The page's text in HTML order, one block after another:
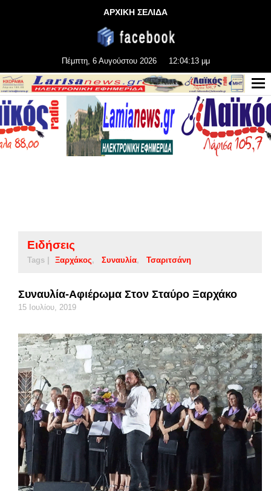
ΑΡΧΙΚΗ ΣΕΛΙΔΑ
Πέμπτη, 6 Αυγούστου 2026 12:04:13 μμ
Ειδήσεις
Tags | Ξαρχάκος Συναυλία Τσαριτσάνη
Συναυλία-Αφιέρωμα Στον Σταύρο Ξαρχάκο
15 Ιουλίου, 2019